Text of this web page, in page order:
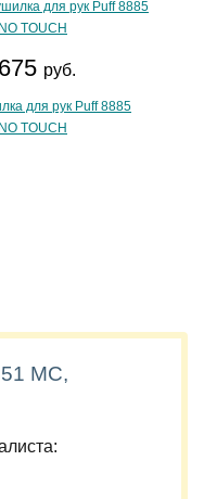
руб.
для рук Puff 8885
TOUCH
MC,